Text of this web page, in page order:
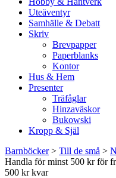
Uteäventyr
Samhälle & Debatt
Skriv
Brevpapper
Paperblanks
Kontor
Hus & Hem
Presenter
Träfåglar
Hinzaväskor
Bukowski
Kropp & Själ
Barnböcker> Till de små >
Handla för minst 500 kr för
500 kr kvar